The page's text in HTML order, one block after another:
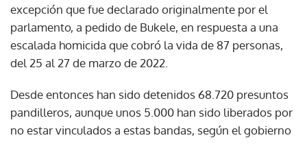
excepción que fue declarado originalmente por el
parlamento, a pedido de Bukele, en respuesta a una
escalada homicida que cobró la vida de 87 personas,
del 25 al 27 de marzo de 2022.
Desde entonces han sido detenidos 68.720 presuntos
pandilleros, aunque unos 5.000 han sido liberados por
no estar vinculados a estas bandas, según el gobierno